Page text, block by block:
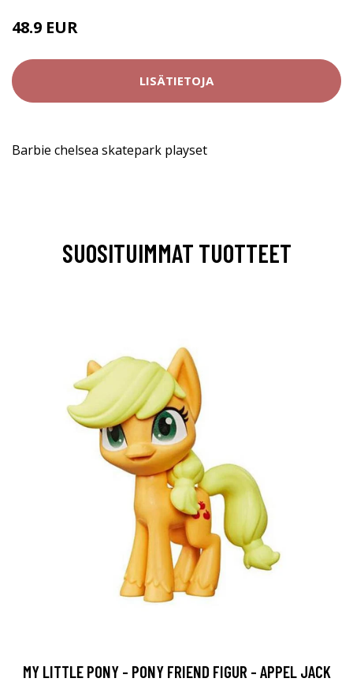
48.9 EUR
LISÄTIETOJA
Barbie chelsea skatepark playset
SUOSITUIMMAT TUOTTEET
MY LITTLE PONY - PONY FRIEND FIGUR - APPEL JACK